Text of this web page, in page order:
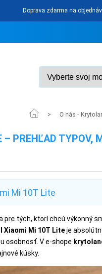
Doprava zdarma na
PREHĽAD TYPOV,
Mi 10T Lite
pre tých, ktorí chcú
Xiaomi Mi 10T Liteje
osobnosť. V e-shope
kúsky.
> O nás -